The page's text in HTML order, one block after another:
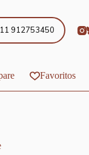
912753450
Favoritos